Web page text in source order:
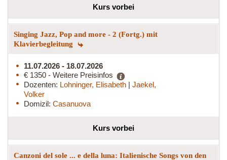
Kurs vorbei
Singing Jazz, Pop and more - 2 (Fortg.) mit
Klavierbegleitung
11.07.2026 - 18.07.2026
€ 1350 - Weitere Preisinfos
Dozenten: Lohninger, Elisabeth | Jaekel,
Volker
Domizil: Casanuova
Kurs vorbei
Canzoni del sole ... e della luna: Italienische Songs von den